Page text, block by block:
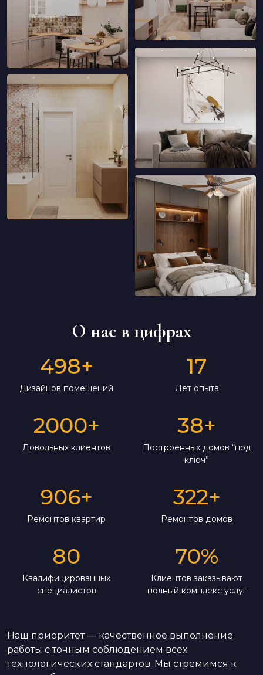
О нас в цифрах
498+
Дизайнов помещений
17
Лет опыта
2000+
Довольных клиентов
38+
Построенных домов “под
ключ”
906+
Ремонтов квартир
322+
Ремонтов домов
80
Квалифицированных
специалистов
70%
Клиентов заказывают
полный комплекс услуг
Наш приоритет — качественное выполнение
работы с точным соблюдением всех
технологических стандартов. Мы стремимся к